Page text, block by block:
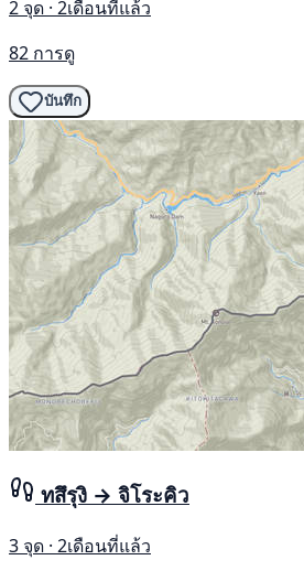
2 จุด · 2เดือนที่แล้ว
82 การดู
บันทึก
ทสึรุงิ → จิโระคิว
3 จุด · 2เดือนที่แล้ว